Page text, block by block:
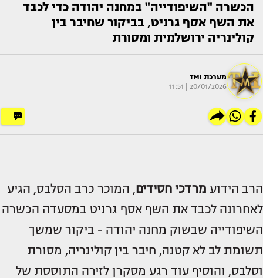
הכשרה "השיפודייה" במחנה יהודה כדי לכבד
את השף אסף גרניט, בביקור שחיבר בין
קולינריה ירושלמית ומסורת
מערכת TMI
20/01/2026 | 11:51
הרב הידוע מרדכי חסידים, המוכר כרב הסלבס, הגיע
לאחרונה לכבד את השף אסף גרניט במסעדה הכשרה
השיפודייה שבשוק מחנה יהודה - ביקור שמשך
תשומת לב לא קטנה, חיבר בין קולינריה, מסורת
וסלבס, והוסיף עוד רגע מסקרן לזירה התוססת של